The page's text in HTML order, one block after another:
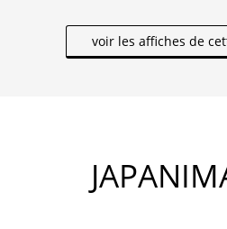
voir les affiches de